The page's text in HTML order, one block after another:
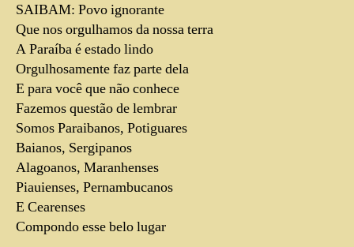
SAIBAM: Povo ignorante
Que nos orgulhamos da nossa terra
A Paraíba é estado lindo
Orgulhosamente faz parte dela
E para você que não conhece
Fazemos questão de lembrar
Somos Paraibanos, Potiguares
Baianos, Sergipanos
Alagoanos, Maranhenses
Piauienses, Pernambucanos
E Cearenses
Compondo esse belo lugar